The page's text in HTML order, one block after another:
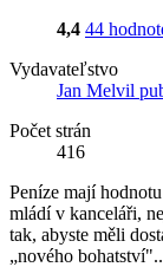
4,4 44
Vydavateľstvo
Jan Melvil
Počet strán
416
Peníze mají
mládí v kanceláři,
tak, abyste měli
„nového